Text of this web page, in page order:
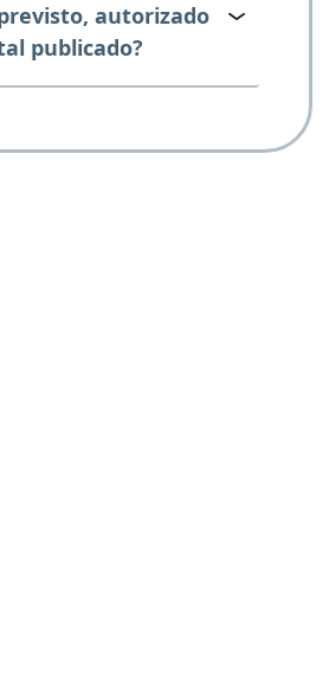
autorizado
publicado?